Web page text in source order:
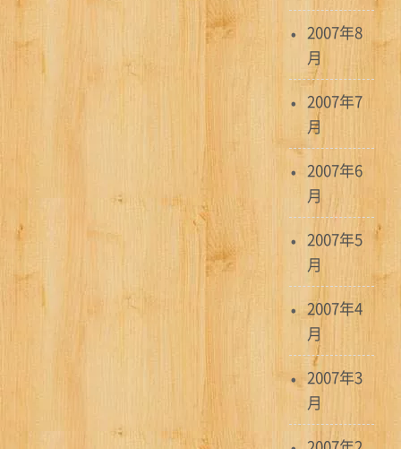
2007年8
月
2007年7
月
2007年6
月
2007年5
月
2007年4
月
2007年3
月